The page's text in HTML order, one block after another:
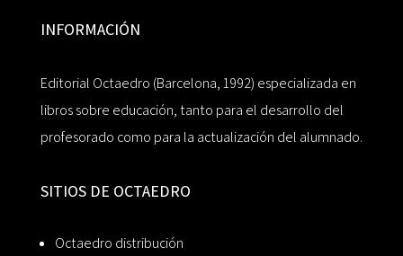
INFORMACIÓN
Editorial Octaedro (Barcelona, 1992) especializada en
libros sobre educación, tanto para el desarrollo del
profesorado como para la actualización del alumnado.
SITIOS DE OCTAEDRO
Octaedro distribución